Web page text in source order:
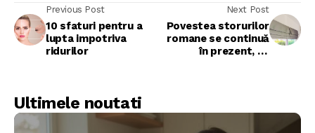
Previous Post
10 sfaturi pentru a
lupta impotriva
ridurilor
Next Post
Povestea storurilor
romane se continuă
în prezent, cu
Ultimele noutati